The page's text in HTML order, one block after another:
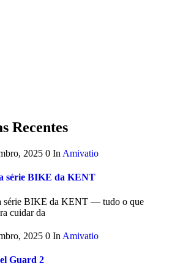
Recentes
2025 0 In Amivatio
série BIKE da KENT
série BIKE da KENT — tudo o que
cuidar da
2025 0 In Amivatio
Guard 2